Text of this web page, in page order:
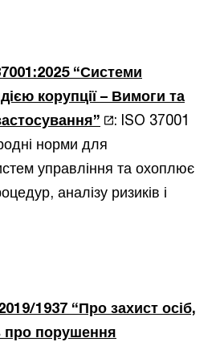
“Системи
корупції – Вимоги та
: ISO 37001
норми для
управління та охоплює
аналізу ризиків і
1937 “Про захист осіб,
про порушення